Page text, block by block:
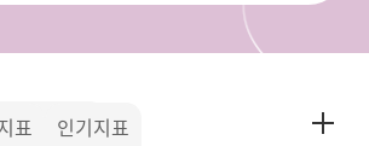
표 인기지표